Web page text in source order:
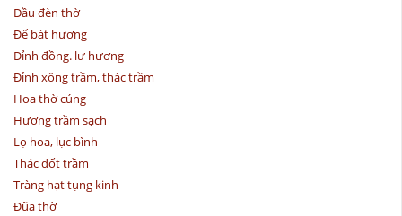
Dầu đèn thờ
Đế bát hương
Đỉnh đồng. lư hương
Đỉnh xông trầm, thác trầm
Hoa thờ cúng
Hương trầm sạch
Lọ hoa, lục bình
Thác đốt trầm
Tràng hạt tụng kinh
Đũa thờ